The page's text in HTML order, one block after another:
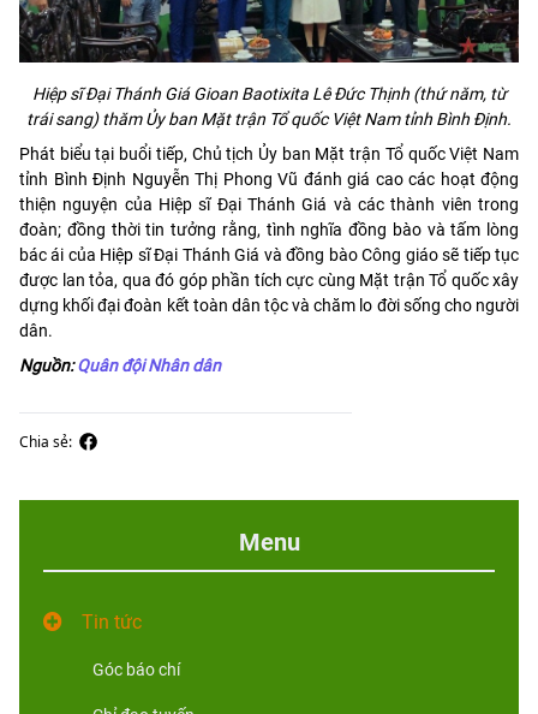
Hiệp sĩ Đại Thánh Giá Gioan Baotixita Lê Đức Thịnh (thứ năm, từ
trái sang) thăm Ủy ban Mặt trận Tổ quốc Việt Nam tỉnh Bình Định.
Phát biểu tại buổi tiếp, Chủ tịch Ủy ban Mặt trận Tổ quốc Việt Nam
tỉnh Bình Định Nguyễn Thị Phong Vũ đánh giá cao các hoạt động
thiện nguyện của Hiệp sĩ Đại Thánh Giá và các thành viên trong
đoàn; đồng thời tin tưởng rằng, tình nghĩa đồng bào và tấm lòng
bác ái của Hiệp sĩ Đại Thánh Giá và đồng bào Công giáo sẽ tiếp tục
được lan tỏa, qua đó góp phần tích cực cùng Mặt trận Tổ quốc xây
dựng khối đại đoàn kết toàn dân tộc và chăm lo đời sống cho người
dân.
Nguồn:Quân đội Nhân dân
Chia sẻ:
Menu
Tin tức
Góc báo chí